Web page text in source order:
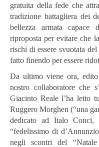
gratuita della fede che
tradizione battagliera dei
bellezza armata capace
riproposta per evitare che
rischi di essere svuotata
fatto finendo per essere
Da ultimo viene ora,
nostro collaboratore che
Giacinto Reale l’ha letto
Ruggero Morghen (“una
dedicato ad Italo Conci,
“fedelissimo di
negli scontri del